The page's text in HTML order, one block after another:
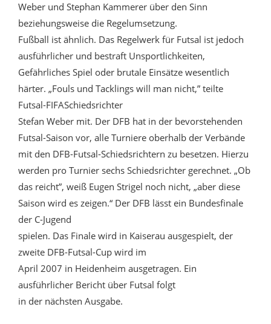
Weber und Stephan Kammerer über den Sinn
beziehungsweise die Regelumsetzung.
Fußball ist ähnlich. Das Regelwerk für Futsal ist jedoch
ausführlicher und bestraft Unsportlichkeiten,
Gefährliches Spiel oder brutale Einsätze wesentlich
härter. „Fouls und Tacklings will man nicht,” teilte
Futsal-FIFASchiedsrichter
Stefan Weber mit. Der DFB hat in der bevorstehenden
Futsal-Saison vor, alle Turniere oberhalb der Verbände
mit den DFB-Futsal-Schiedsrichtern zu besetzen. Hierzu
werden pro Turnier sechs Schiedsrichter gerechnet. „Ob
das reicht”, weiß Eugen Strigel noch nicht, „aber diese
Saison wird es zeigen.“ Der DFB lässt ein Bundesfinale
der C-Jugend
spielen. Das Finale wird in Kaiserau ausgespielt, der
zweite DFB-Futsal-Cup wird im
April 2007 in Heidenheim ausgetragen. Ein
ausführlicher Bericht über Futsal folgt
in der nächsten Ausgabe.